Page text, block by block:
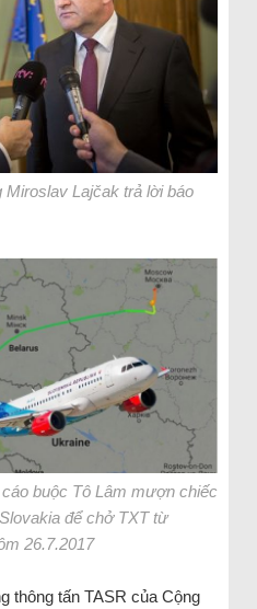
Lajčak trả lời báo
buộc Tô Lâm mượn chiếc
để chở TXT từ
26.7.2017
thông tấn TASR của Cộng